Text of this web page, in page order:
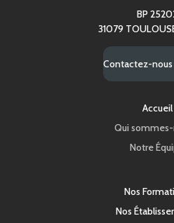
BP
31079
Contactez-nous
Accueil
Qui sommes-
Notre
Nos
Nos